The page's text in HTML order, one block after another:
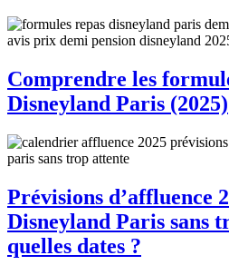
Comprendre les
Disneyland Paris (2025)
Prévisions d’affluence
Disneyland Paris sans
quelles dates ?